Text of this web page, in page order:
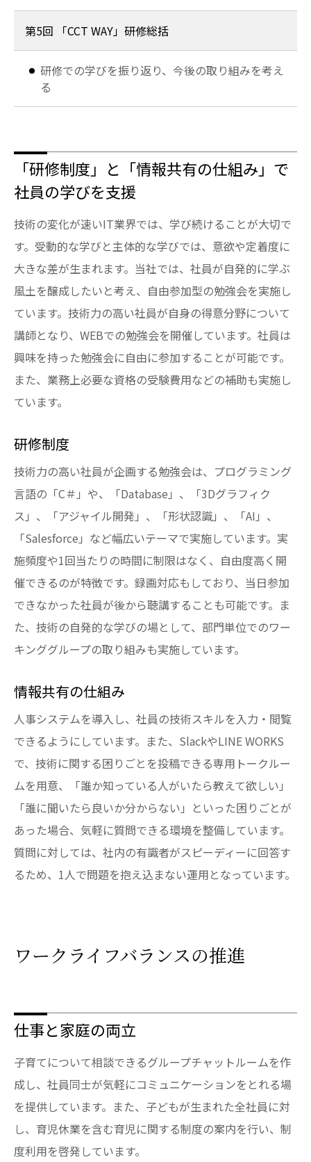
第5回 「CCT WAY」研修総括
研修での学びを振り返り、今後の取り組みを考え
る
「研修制度」と「情報共有の仕組み」で
社員の学びを支援
技術の変化が速いIT業界では、学び続けることが大切で
す。受動的な学びと主体的な学びでは、意欲や定着度に
大きな差が生まれます。当社では、社員が自発的に学ぶ
風土を醸成したいと考え、自由参加型の勉強会を実施し
ています。技術力の高い社員が自身の得意分野について
講師となり、WEBでの勉強会を開催しています。社員は
興味を持った勉強会に自由に参加することが可能です。
また、業務上必要な資格の受験費用などの補助も実施し
ています。
研修制度
技術力の高い社員が企画する勉強会は、プログラミング
言語の「C＃」や、「Database」、「3Dグラフィク
ス」、「アジャイル開発」、「形状認識」、「AI」、
「Salesforce」など幅広いテーマで実施しています。実
施頻度や1回当たりの時間に制限はなく、自由度高く開
催できるのが特徴です。録画対応もしており、当日参加
できなかった社員が後から聴講することも可能です。ま
た、技術の自発的な学びの場として、部門単位でのワー
キンググループの取り組みも実施しています。
情報共有の仕組み
人事システムを導入し、社員の技術スキルを入力・閲覧
できるようにしています。また、SlackやLINE WORKS
で、技術に関する困りごとを投稿できる専用トークルー
ムを用意、「誰か知っている人がいたら教えて欲しい」
「誰に聞いたら良いか分からない」といった困りごとが
あった場合、気軽に質問できる環境を整備しています。
質問に対しては、社内の有識者がスピーディーに回答す
るため、1人で問題を抱え込まない運用となっています。
ワークライフバランスの推進
仕事と家庭の両立
子育てについて相談できるグループチャットルームを作
成し、社員同士が気軽にコミュニケーションをとれる場
を提供しています。また、子どもが生まれた全社員に対
し、育児休業を含む育児に関する制度の案内を行い、制
度利用を啓発しています。